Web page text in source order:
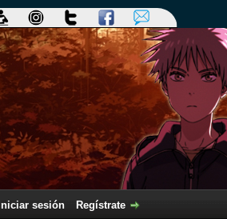
Iniciar sesión Regístrate